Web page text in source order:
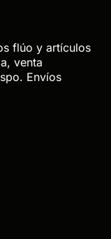
flúo y artículos
venta
Envíos